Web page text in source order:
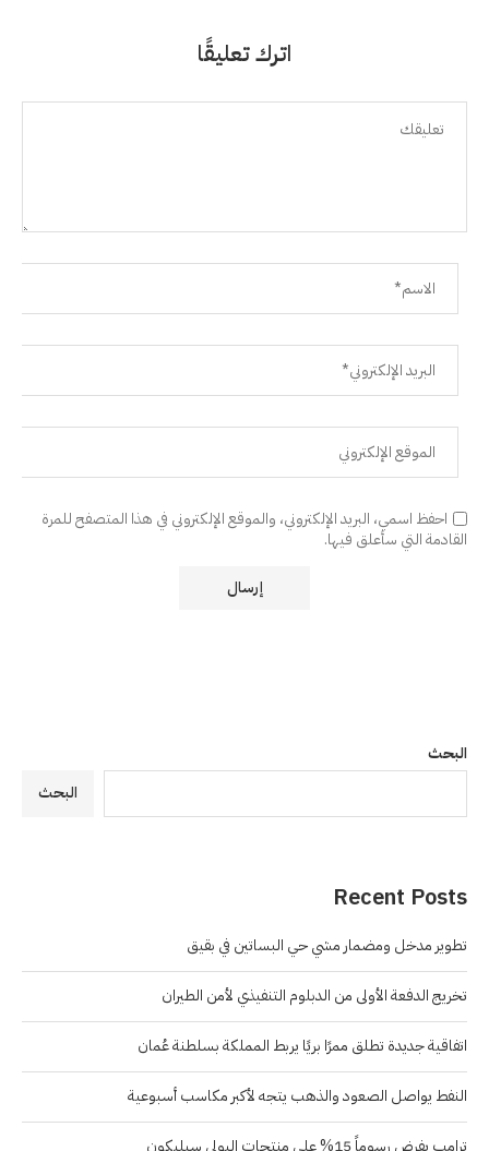
اترك تعليقًا
احفظ اسمي، البريد الإلكتروني، والموقع الإلكتروني في هذا المتصفح للمرة
القادمة التي سأعلق فيها.
البحث
البحث
Recent Posts
تطوير مدخل ومضمار مشي حي البساتين في بقيق
تخريج الدفعة الأولى من الدبلوم التنفيذي لأمن الطيران
اتفاقية جديدة تطلق ممرًا بريًا يربط المملكة بسلطنة عُمان
النفط يواصل الصعود والذهب يتجه لأكبر مكاسب أسبوعية
ترامب يفرض رسوماً 15% على منتجات البولي سيليكون